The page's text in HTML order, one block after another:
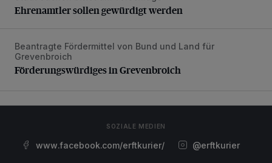
Ehrenamtler sollen gewürdigt werden
Förderungswürdiges in Grevenbroich
Beantragte Fördermittel von Bund und Land für
Grevenbroich
Förderungswürdiges in Grevenbroich
SOZIALE MEDIEN
www.facebook.com/erftkurier/ @erftkurier